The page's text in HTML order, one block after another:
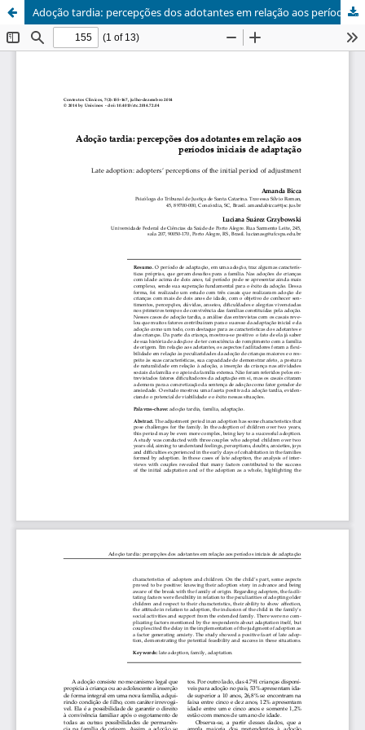
Adoção tardia: percepções dos adotantes em relação aos períodos iniciais de adaptação